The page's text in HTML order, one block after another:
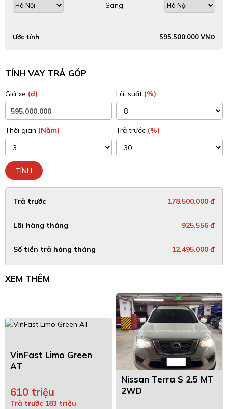
Sang
Ước tính 595.500.000 VNĐ
TÍNH VAY TRẢ GÓP
Giá xe (đ) Lãi suất (%)
Thời gian (Năm) Trả trước (%)
TÍNH
Trả trước 178.500.000 đ
Lãi hàng tháng 925.556 đ
Số tiền trả hàng tháng 12.495.000 đ
XEM THÊM
VinFast Limo Green
AT
610 triệu
Trả trước 183 triệu
Nissan Terra S 2.5 MT
2WD